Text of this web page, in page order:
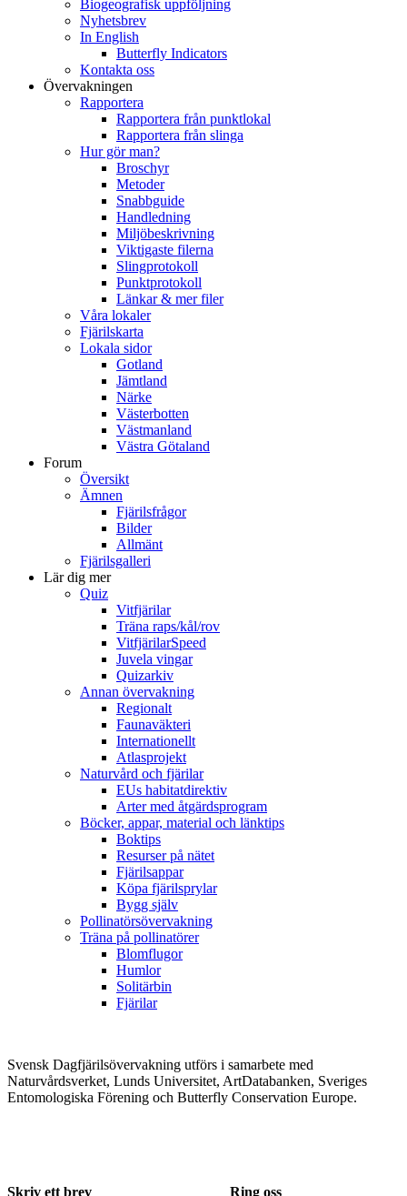
Biogeografisk uppföljning
Nyhetsbrev
In English
Butterfly Indicators
Kontakta oss
Övervakningen
Rapportera
Rapportera från punktlokal
Rapportera från slinga
Hur gör man?
Broschyr
Metoder
Snabbguide
Handledning
Miljöbeskrivning
Viktigaste filerna
Slingprotokoll
Punktprotokoll
Länkar & mer filer
Våra lokaler
Fjärilskarta
Lokala sidor
Gotland
Jämtland
Närke
Västerbotten
Västmanland
Västra Götaland
Forum
Översikt
Ämnen
Fjärilsfrågor
Bilder
Allmänt
Fjärilsgalleri
Lär dig mer
Quiz
Vitfjärilar
Träna raps/kål/rov
VitfjärilarSpeed
Juvela vingar
Quizarkiv
Annan övervakning
Regionalt
Faunaväkteri
Internationellt
Atlasprojekt
Naturvård och fjärilar
EUs habitatdirektiv
Arter med åtgärdsprogram
Böcker, appar, material och länktips
Boktips
Resurser på nätet
Fjärilsappar
Köpa fjärilsprylar
Bygg själv
Pollinatörsövervakning
Träna på pollinatörer
Blomflugor
Humlor
Solitärbin
Fjärilar
Svensk Dagfjärilsövervakning utförs i samarbete med
Naturvårdsverket, Lunds Universitet, ArtDatabanken, Sveriges
Entomologiska Förening och Butterfly Conservation Europe.
Skriv ett brev Ring oss